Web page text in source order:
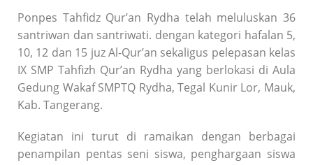
Ponpes Tahfidz Qur’an Rydha telah meluluskan 36
santriwan dan santriwati. dengan kategori hafalan 5,
10, 12 dan 15 juz Al-Qur’an sekaligus pelepasan kelas
IX SMP Tahfizh Qur’an Rydha yang berlokasi di Aula
Gedung Wakaf SMPTQ Rydha, Tegal Kunir Lor, Mauk,
Kab. Tangerang.
Kegiatan ini turut di ramaikan dengan berbagai
penampilan pentas seni siswa, penghargaan siswa